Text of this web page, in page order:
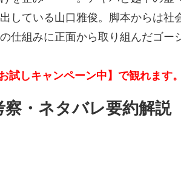
している山口雅俊。脚本からは
仕組みに正面から取り組んだゴ
しキャンペーン中】で観れます。
察・ネタバレ要約解説